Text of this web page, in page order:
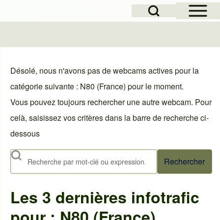
Open Sidebar
Open Search Block
Désolé, nous n'avons pas de webcams actives pour la
catégorie suivante : N80 (France) pour le moment.
Vous pouvez toujours rechercher une autre webcam. Pour
celà, saisissez vos critères dans la barre de recherche ci-
dessous
Rechercher
Les 3 dernières infotrafic